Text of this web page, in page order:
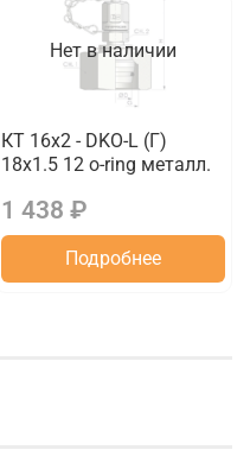
Нет в наличии
КТ 16x2 - DKO-L (Г)
18x1.5 12 o-ring металл.
1 438 ₽
Подробнее